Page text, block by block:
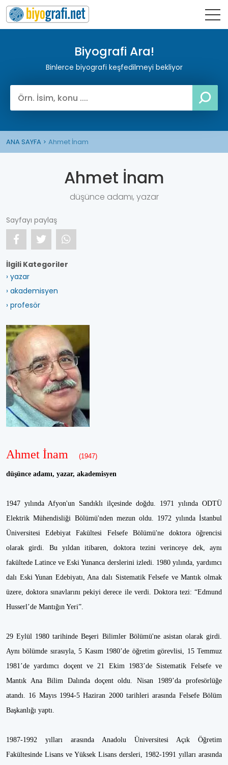
Biyografi Ara!
Binlerce biyografi keşfedilmeyi bekliyor
ANA SAYFA Ahmet İnam
Ahmet İnam
düşünce adamı, yazar
Sayfayı paylaş
İlgili Kategoriler
› yazar
› akademisyen
› profesör
Ahmet İnam (1947)
düşünce adamı, yazar, akademisyen
1947 yılında Afyon'un Sandıklı ilçesinde doğdu. 1971 yılında ODTÜ
Elektrik Mühendisliği Bölümü'nden mezun oldu. 1972 yılında İstanbul
Üniversitesi Edebiyat Fakültesi Felsefe Bölümü'ne doktora öğrencisi
olarak girdi. Bu yıldan itibaren, doktora tezini verinceye dek, aynı
fakültede Latince ve Eski Yunanca derslerini izledi. 1980 yılında, yardımcı
dalı Eski Yunan Edebiyatı, Ana dalı Sistematik Felsefe ve Mantık olmak
üzere, doktora sınavlarını pekiyi derece ile verdi. Doktora tezi: “Edmund
Husserl’de Mantığın Yeri”.
29 Eylül 1980 tarihinde Beşeri Bilimler Bölümü'ne asistan olarak girdi.
Aynı bölümde sırasıyla, 5 Kasım 1980’de öğretim görevlisi, 15 Temmuz
1981’de yardımcı doçent ve 21 Ekim 1983’de Sistematik Felsefe ve
Mantık Ana Bilim Dalında doçent oldu. Nisan 1989’da profesörlüğe
atandı. 16 Mayıs 1994-5 Haziran 2000 tarihleri arasında Felsefe Bölüm
Başkanlığı yaptı.
1987-1992 yılları arasında Anadolu Üniversitesi Açık Öğretim
Fakültesinde Lisans ve Yüksek Lisans dersleri, 1982-1991 yılları arasında